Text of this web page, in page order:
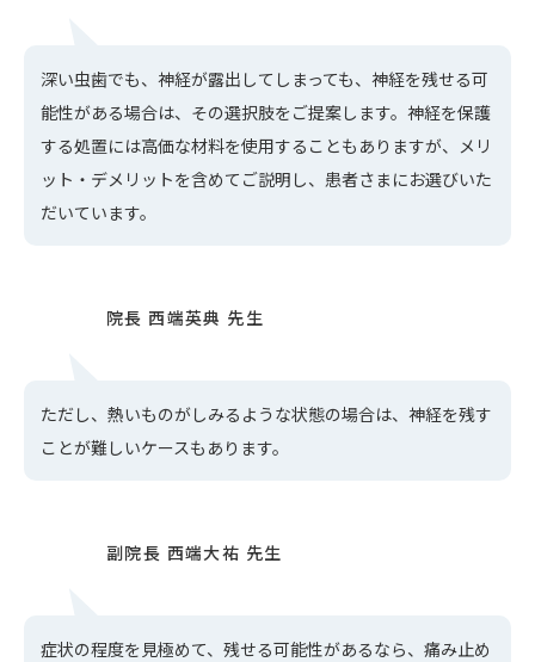
深い虫歯でも、神経が露出してしまっても、神経を残せる可
能性がある場合は、その選択肢をご提案します。神経を保護
する処置には高価な材料を使用することもありますが、メリ
ット・デメリットを含めてご説明し、患者さまにお選びいた
だいています。
ただし、熱いものがしみるような状態の場合は、神経を残す
ことが難しいケースもあります。
症状の程度を見極めて、残せる可能性があるなら、痛み止め